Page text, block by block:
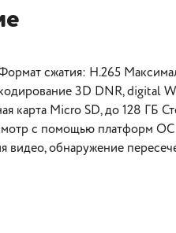
сжатия: H.265
3D DNR, digital
карта Micro SD, до 128 ГБ
с помощью платформ ОС
видео, обнаружение